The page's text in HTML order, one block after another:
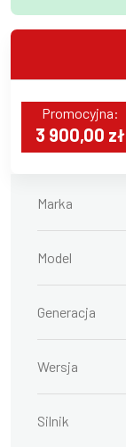
Promocyjna:
3 900,00 zł
Marka
Model
Generacja
Wersja
Silnik